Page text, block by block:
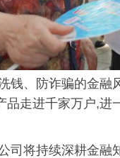
钱、防诈骗的金
走进千家万户,
司将持续深耕金